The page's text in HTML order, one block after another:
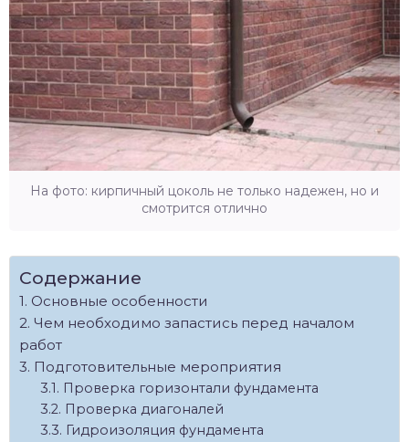
На фото: кирпичный цоколь не только надежен, но и
смотрится отлично
Содержание
Основные особенности
Чем необходимо запастись перед началом
работ
Подготовительные мероприятия
Проверка горизонтали фундамента
Проверка диагоналей
Гидроизоляция фундамента